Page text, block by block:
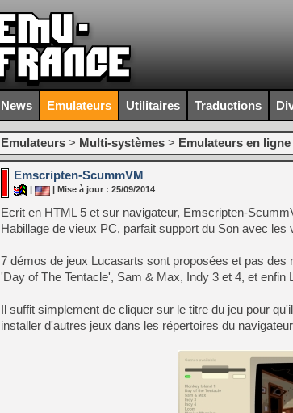
News Emulateurs Utilitaires Traductions
Emulateurs > Multi-systèmes > Emulateurs en ligne
Emscripten-ScummVM
| Mise à jour : 25/09/2014
Ecrit en HTML 5 et sur navigateur, Emscripten-
Habillage de vieux PC, parfait support du Son avec les
7 démos de jeux Lucasarts sont proposées et pas
'Day of The Tentacle', Sam & Max, Indy 3 et 4, et enfin
Il suffit simplement de cliquer sur le titre du jeu pour
installer d'autres jeux dans les répertoires du